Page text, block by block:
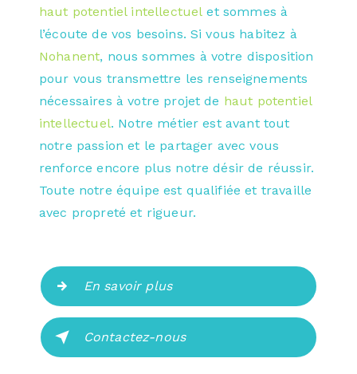
haut potentiel intellectuel et sommes à
l’écoute de vos besoins. Si vous habitez à
Nohanent, nous sommes à votre disposition
pour vous transmettre les renseignements
nécessaires à votre projet de haut potentiel
intellectuel. Notre métier est avant tout
notre passion et le partager avec vous
renforce encore plus notre désir de réussir.
Toute notre équipe est qualifiée et travaille
avec propreté et rigueur.
En savoir plus
Contactez-nous